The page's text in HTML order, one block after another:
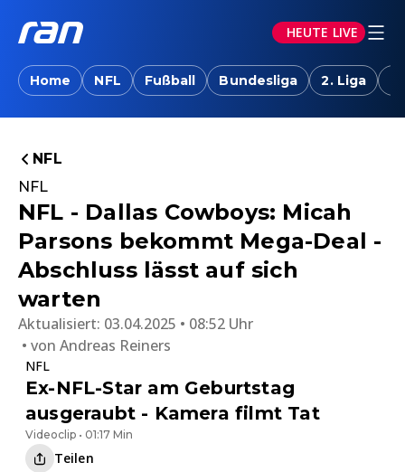
HEUTE LIVE
Home NFL Fußball Bundesliga 2. Liga
NFL
NFL
NFL - Dallas Cowboys: Micah
Parsons bekommt Mega-Deal -
Abschluss lässt auf sich
warten
Aktualisiert: 03.04.2025 • 08:52 Uhr
von Andreas Reiners
NFL
Ex-NFL-Star am Geburtstag
ausgeraubt - Kamera filmt Tat
Videoclip • 01:17 Min
Teilen